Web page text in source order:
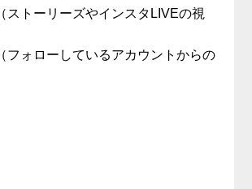
ストーリーズやインスタLIVEの視
フォローしているアカウントからの